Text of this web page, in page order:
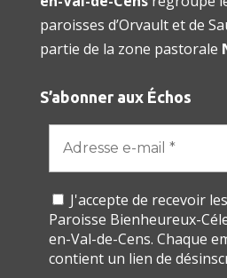
paroisses d’Orvault et de
partie de la zone pastorale
S’abonner aux Échos
J'accepte de recevoir
Paroisse Bienheureux-
en-Val-de-Cens. Chaque
contient un lien de